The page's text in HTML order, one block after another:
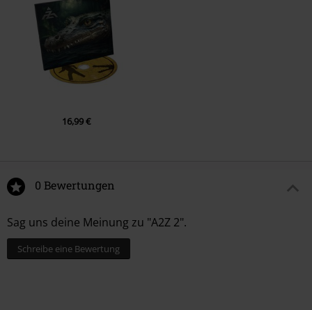
16,99 €
0 Bewertungen
Sag uns deine Meinung zu "A2Z 2".
Schreibe eine Bewertung